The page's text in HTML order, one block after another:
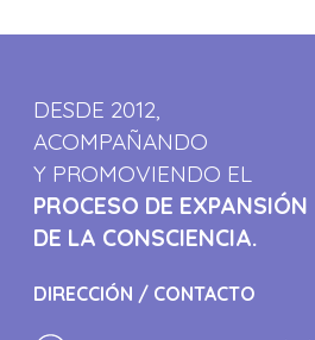
DESDE 2012,
ACOMPAÑANDO
Y PROMOVIENDO EL
PROCESO DE EXPANSIÓN
DE LA CONSCIENCIA.
DIRECCIÓN / CONTACTO